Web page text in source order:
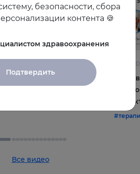
на приёме: алгоритмы для
и
Все видео
безопасности, сбора
контента 🍪
здравоохранения
Подтвердить